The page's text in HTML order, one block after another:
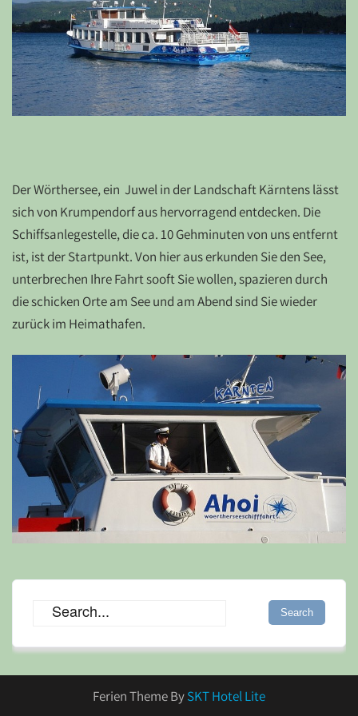
Der Wörthersee, ein Juwel in der Landschaft Kärntens lässt
sich von Krumpendorf aus hervorragend entdecken. Die
Schiffsanlegestelle, die ca. 10 Gehminuten von uns entfernt
ist, ist der Startpunkt. Von hier aus erkunden Sie den See,
unterbrechen Ihre Fahrt sooft Sie wollen, spazieren durch
die schicken Orte am See und am Abend sind Sie wieder
zurück im Heimathafen.
Ferien Theme BySKT Hotel Lite